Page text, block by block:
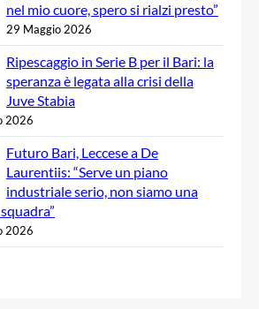
nel mio cuore, spero si rialzi presto”
29 Maggio 2026
Ripescaggio in Serie B per il Bari: la
speranza è legata alla crisi della
Juve Stabia
2026
Futuro Bari, Leccese a De
Laurentiis: “Serve un piano
industriale serio, non siamo una
2026